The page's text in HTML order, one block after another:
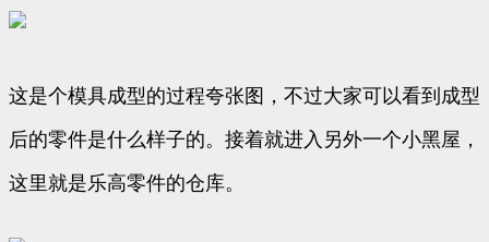
这是个模具成型的过程夸张图，不过大家可以看到成型
后的零件是什么样子的。接着就进入另外一个小黑屋，
这里就是乐高零件的仓库。